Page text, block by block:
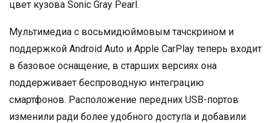
цвет кузова Sonic Gray Pearl.
Мультимедиа с восьмидюймовым тачскрином и
поддержкой Android Auto и Apple CarPlay теперь входит
в базовое оснащение, в старших версиях она
поддерживает беспроводную интеграцию
смартфонов. Расположение передних USB-портов
изменили ради более удобного доступа и добавили